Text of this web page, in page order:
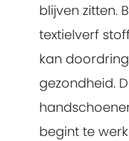
blijven zitten.
textielverf
kan
gezondheid.
begint te